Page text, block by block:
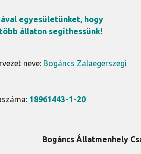
egyesületünket, hogy
állaton segíthessünk!
neve: Bogáncs Zalaegerszegi
18961443-1-20
Bogáncs Állatmenhely